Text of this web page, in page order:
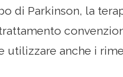
di Parkinson, la
utilizzare anche i